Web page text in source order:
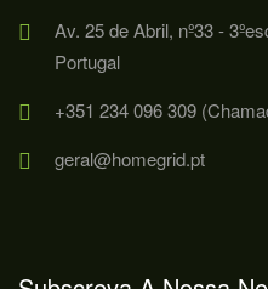
Av. 25 de Abril, nº33 -
Portugal
+351 234 096 309
geral@homegrid.pt